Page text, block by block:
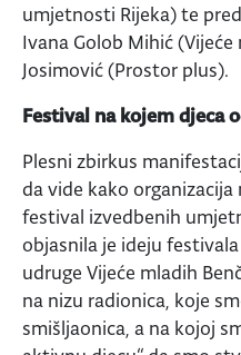
umjetnosti Rijeka) te
Ivana Golob Mihić
Josimović (Prostor plus).
Festival na kojem djeca
Plesni zbirkus
da vide kako
festival izvedbenih
objasnila je ideju
udruge Vijeće mladih
na nizu radionica, koje
smišljaonica, a na kojoj